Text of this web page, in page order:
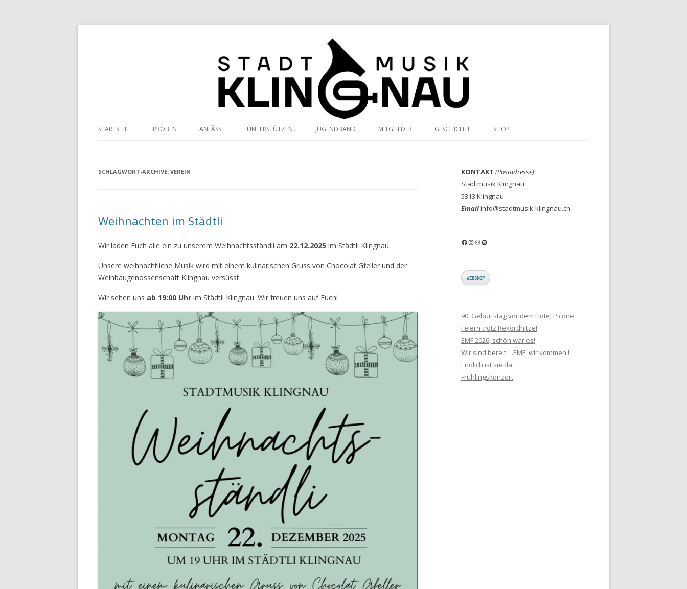
Springe
zum
STARTSEITE PROBEN ANLÄSSE UNTERSTÜTZEN JUGENDBAND MITGLIEDER GESCHICHTE SHOP
SCHLAGWORT-ARCHIVE: VEREIN
Weihnachten im Städtli
Wir laden Euch alle ein zu unserem Weihnachtsständli am 22.12.2025 im Städtli Klingnau.
Unsere weihnachtliche Musik wird mit einem kulinarischen Gruss von Chocolat Gfeller und der
Weinbaugenossenschaft Klingnau versüsst.
Wir sehen uns ab 19:00 Uhr im Städtli Klingnau. Wir freuen uns auf Euch!
KONTAKT (Postadresse)
Stadtmusik Klingnau
5313 Klingnau
Emailinfo@stadtmusik-klingnau.ch
Facebook
Instagram
E-MailSpotify
WEBSHOP
90. Geburtstag vor dem Hotel Picone:
Feiern trotz Rekordhitze!
EMF 2026, schön war es!
Wir sind bereit….EMF, wir kommen !
Endlich ist sie da…
Frühlingskonzert